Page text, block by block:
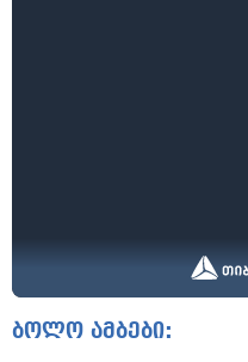
ბოლო ამბები: